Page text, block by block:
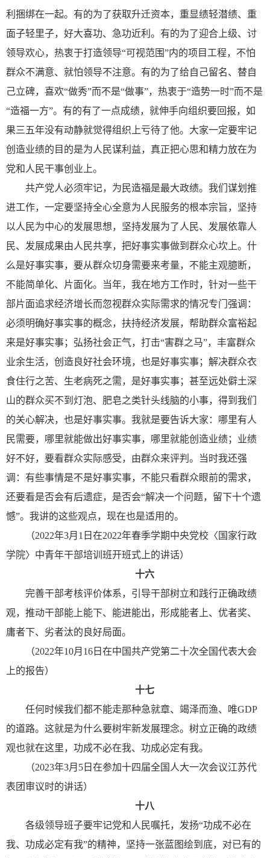
利捆绑在一起。有的为了获取升迁资本，重显绩轻潜绩、重
面子轻里子，好大喜功、急功近利。有的为了迎合上级、讨
领导欢心，热衷于打造领导“可视范围”内的项目工程，不怕
群众不满意、就怕领导不注意。有的为了给自己留名、替自
己立碑，喜欢“做秀”而不是“做事”，热衷于“造势一时”而不是
“造福一方”。有的有了一点成绩，就伸手向组织要回报，如
果三五年没有动静就觉得组织上亏待了他。大家一定要牢记
创造业绩的目的是为人民谋利益，真正把心思和精力放在为
党和人民干事创业上。
共产党人必须牢记，为民造福是最大政绩。我们谋划推
进工作，一定要坚持全心全意为人民服务的根本宗旨，坚持
以人民为中心的发展思想，坚持发展为了人民、发展依靠人
民、发展成果由人民共享，把好事实事做到群众心坎上。什
么是好事实事，要从群众切身需要来考量，不能主观臆断，
不能简单化、片面化。当年，我在地方工作时，针对一些干
部片面追求经济增长而忽视群众实际需求的情况专门强调：
必须明确好事实事的概念，扶持经济发展，帮助群众富裕起
来是好事实事；弘扬社会正气，打击“害群之马”，丰富群众
业余生活，创造良好社会环境，也是好事实事；解决群众衣
食住行之苦、生老病死之需，是好事实事；甚至远处僻土深
山的群众买不到灯泡、肥皂之类针头线脑的小事，得到我们
的关心解决，也是好事实事。我就是要告诉大家：哪里有人
民需要，哪里就能做出好事实事，哪里就能创造业绩；业绩
好不好，要看群众实际感受，由群众来评判。当时我还强
调：有些事情是不是好事实事，不能只看群众眼前的需求，
还要看是否会有后遗症，是否会“解决一个问题，留下十个遗
憾”。我讲的这些观点，现在也是适用的。
（2022年3月1日在2022年春季学期中央党校〈国家行政
学院〉中青年干部培训班开班式上的讲话）
十六
完善干部考核评价体系，引导干部树立和践行正确政绩
观，推动干部能上能下、能进能出，形成能者上、优者奖、
庸者下、劣者汰的良好局面。
（2022年10月16日在中国共产党第二十次全国代表大会
上的报告）
十七
任何时候我们都不能走那种急就章、竭泽而渔、唯GDP
的道路。这就是为什么要树牢新发展理念。树立正确的政绩
观也就在这里，功成不必在我、功成必定有我。
（2023年3月5日在参加十四届全国人大一次会议江苏代
表团审议时的讲话）
十八
各级领导班子要牢记党和人民嘱托，发扬“功成不必在
我、功成必定有我”的精神，坚持一张蓝图绘到底，对已有的